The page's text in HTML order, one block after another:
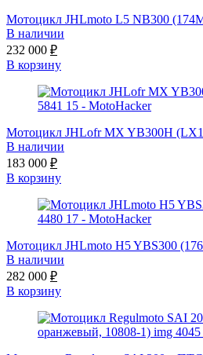
Мотоцикл JHLmoto L5 NB300
В наличии
232 000 ₽
В корзину
Мотоцикл JHLofr MX YB300H
В наличии
183 000 ₽
В корзину
Мотоцикл JHLmoto H5 YBS300
В наличии
282 000 ₽
В корзину